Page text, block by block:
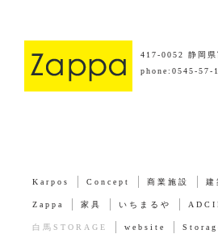
417-0052 静岡
phone:0545-57-
Karpos Concept 商業施設 建
Zappa 家具 いちまるや
白馬STORAGE website